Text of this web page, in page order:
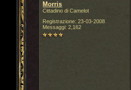
Morris
Cittadino di Camelot
Registrazione: 23-03-2008
Messaggi: 2,162